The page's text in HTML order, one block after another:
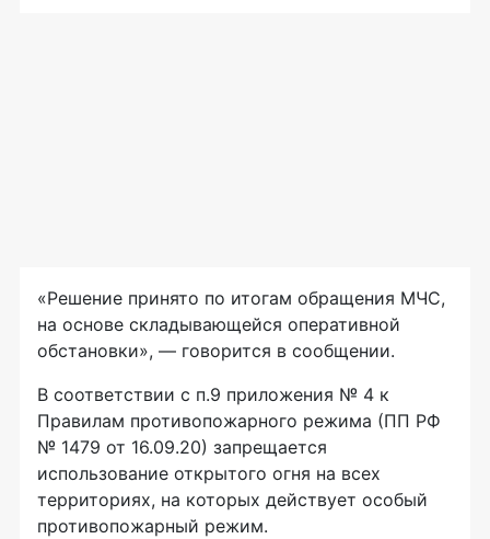
«Решение принято по итогам обращения МЧС,
на основе складывающейся оперативной
обстановки», — говорится в сообщении.
В соответствии с п.9 приложения № 4 к
Правилам противопожарного режима (ПП РФ
№ 1479 от 16.09.20) запрещается
использование открытого огня на всех
территориях, на которых действует особый
противопожарный режим.